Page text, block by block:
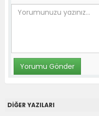
DİĞER YAZILARI